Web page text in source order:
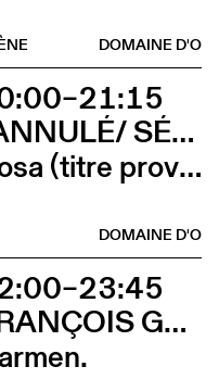
DOMAINE D'O
/ANNULÉ/ SÉVERINE CHAVRIER
Rosa (titre provisoire)
DOMAINE D'O
FRANÇOIS GREMAUD